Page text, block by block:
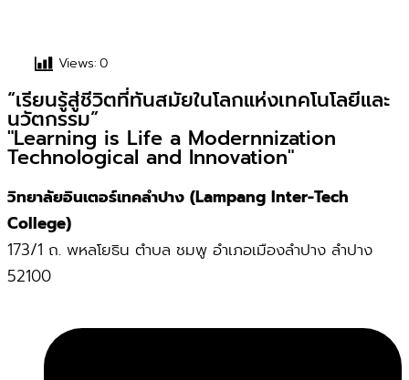
Views:0
“เรียนรู้สู่ชีวิตที่ทันสมัยในโลกแห่งเทคโนโลยีและ
นวัตกรรม”
"Learning is Life a Modernnization
Technological and Innovation"
วิทยาลัยอินเตอร์เทคลำปาง (Lampang Inter-Tech
College)
173/1 ถ. พหลโยธิน ตำบล ชมพู อำเภอเมืองลำปาง ลำปาง
52100